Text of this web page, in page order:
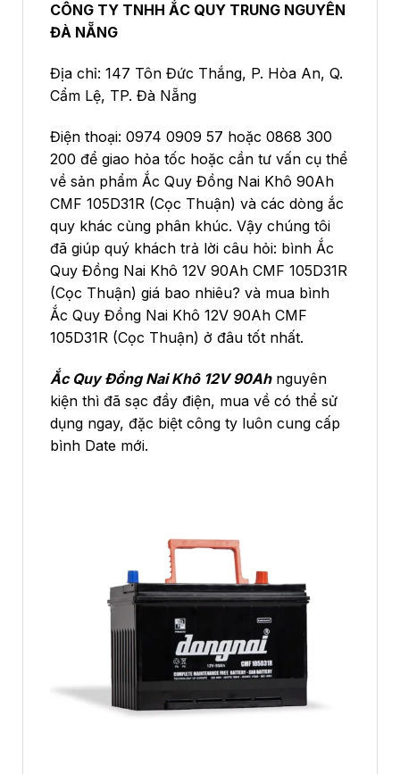
CÔNG TY TNHH ẮC QUY TRUNG NGUYÊN
ĐÀ NẴNG
Địa chỉ: 147 Tôn Đức Thắng, P. Hòa An, Q.
Cẩm Lệ, TP. Đà Nẵng
Điện thoại: 0974 0909 57 hoặc 0868 300
200 để giao hỏa tốc hoặc cần tư vấn cụ thể
về sản phẩm Ắc Quy Đồng Nai Khô 90Ah
CMF 105D31R (Cọc Thuận) và các dòng ắc
quy khác cùng phân khúc. Vậy chúng tôi
đã giúp quý khách trả lời câu hỏi: bình Ắc
Quy Đồng Nai Khô 12V 90Ah CMF 105D31R
(Cọc Thuận) giá bao nhiêu? và mua bình
Ắc Quy Đồng Nai Khô 12V 90Ah CMF
105D31R (Cọc Thuận) ở đâu tốt nhất.
Ắc Quy Đồng Nai Khô 12V 90Ahnguyên
kiện thì đã sạc đầy điện, mua về có thể sử
dụng ngay, đặc biệt công ty luôn cung cấp
bình Date mới.